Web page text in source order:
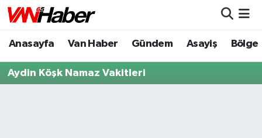
Anasayfa Van Haber Gündem Asayiş Bölge
Aydin Köşk Namaz Vakitleri
Nöbetçi Eczaneler
Hava Durumu